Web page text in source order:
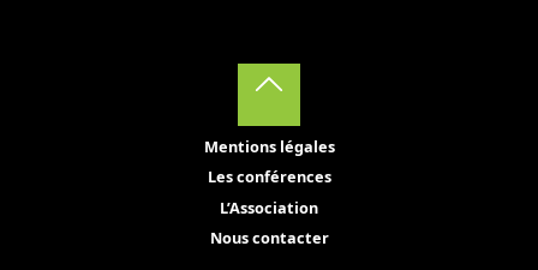
Mentions légales
Les conférences
L’Association
Nous contacter
Back
to
Top